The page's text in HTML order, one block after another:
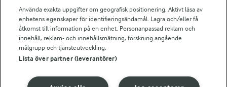
© 2026 Arla Foods
Använda exakta uppgifter om geografisk positionering. Aktivt läsa av
enhetens egenskaper för identifieringsändamål. Lagra och/eller få
åtkomst till information på en enhet. Personanpassad reklam och
innehåll, reklam- och innehållsmätning, forskning angående
målgrupp och tjänsteutveckling.
Lista över partner (leverantörer)